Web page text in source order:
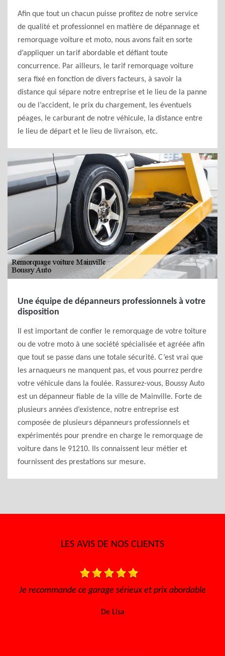
Afin que tout un chacun puisse profitez de notre service
de qualité et professionnel en matière de dépannage et
remorquage voiture et moto, nous avons fait en sorte
d’appliquer un tarif abordable et défiant toute
concurrence. Par ailleurs, le tarif remorquage voiture
sera fixé en fonction de divers facteurs, à savoir la
distance qui sépare notre entreprise et le lieu de la panne
ou de l’accident, le prix du chargement, les éventuels
péages, le carburant de notre véhicule, la distance entre
le lieu de départ et le lieu de livraison, etc.
Une équipe de dépanneurs professionnels à votre
disposition
Il est important de confier le remorquage de votre toiture
ou de votre moto à une société spécialisée et agréée afin
que tout se passe dans une totale sécurité. C’est vrai que
les arnaqueurs ne manquent pas, et vous pourrez perdre
votre véhicule dans la foulée. Rassurez-vous, Boussy Auto
est un dépanneur fiable de la ville de Mainville. Forte de
plusieurs années d’existence, notre entreprise est
composée de plusieurs dépanneurs professionnels et
expérimentés pour prendre en charge le remorquage de
voiture dans le 91210. Ils connaissent leur métier et
fournissent des prestations sur mesure.
LES AVIS DE NOS CLIENTS
garage sérieux et prix abordable
Très bon accueil, le